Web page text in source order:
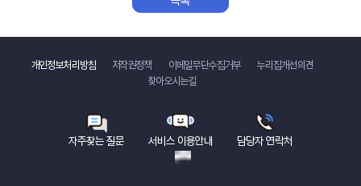
개인정보처리방침 저작권정책 이메일무단수집거부
누리집개선의견
찾아오시는길
자주찾는 질문 서비스 이용안내 담당자 연락처